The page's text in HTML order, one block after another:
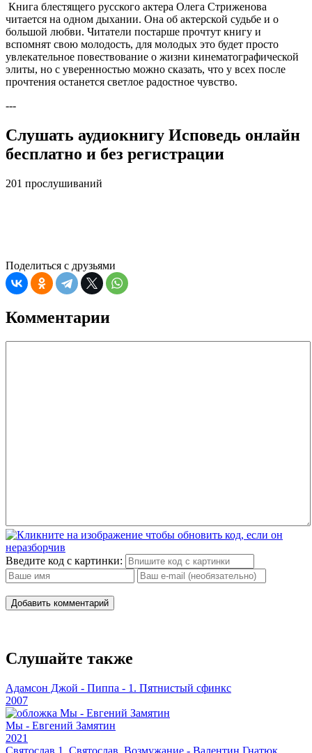
Книга блестящего русского актера Олега Стриженова
читается на одном дыхании. Она об актерской судьбе и о
большой любви. Читатели постарше прочтут книгу и
вспомнят свою молодость, для молодых это будет просто
увлекательное повествование о жизни кинематографической
элиты, но с уверенностью можно сказать, что у всех после
прочтения останется светлое радостное чувство.
---
Слушать аудиокнигу Исповедь онлайн
бесплатно и без регистрации
201 прослушиваний
Поделиться с друзьями
Комментарии
Введите код с картинки:
Добавить комментарий
Слушайте также
Адамсон Джой - Пиппа - 1. Пятнистый сфинкс
2007
Мы - Евгений Замятин
2021
Святослав 1. Святослав. Возмужание - Валентин Гнатюк,